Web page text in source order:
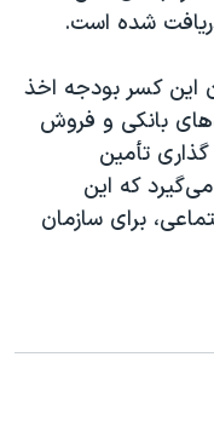
شده است.
این کسر بودجه اخذ
بانکی و فروش
تأمین
می‌گیرد که این
برای سازمان